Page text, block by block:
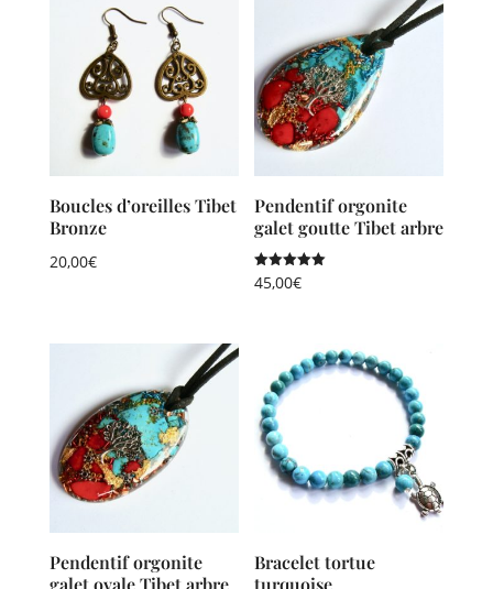
Boucles d’oreilles Tibet
Bronze
20,00€
Pendentif orgonite
galet goutte Tibet arbre
Note
5.00
45,00€
Pendentif orgonite
galet ovale Tibet arbre
Bracelet tortue
turquoise